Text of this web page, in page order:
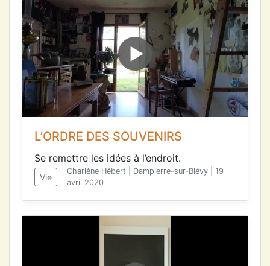
L’ORDRE DES SOUVENIRS
Se remettre les idées à l’endroit.
Vie
Charlène Hébert | Dampierre-sur-Blévy | 19
avril 2020